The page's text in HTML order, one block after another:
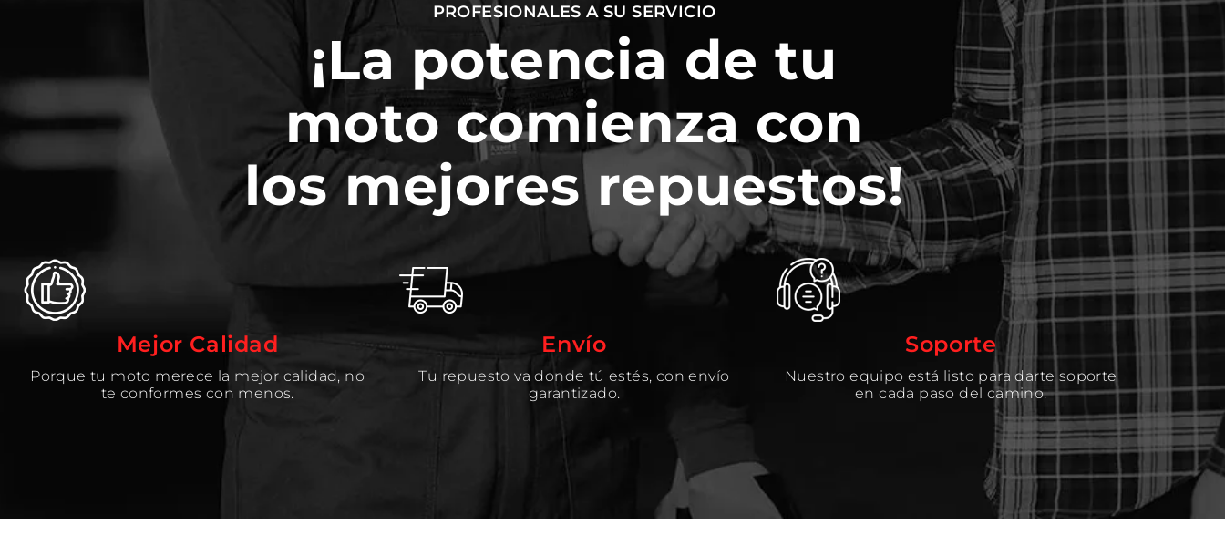
PROFESIONALES A SU SERVICIO
¡La potencia de tu
moto comienza con
los mejores repuestos!
Mejor Calidad
Porque tu moto merece la mejor calidad, no
te conformes con menos.
Envío
Tu repuesto va donde tú estés, con envío
garantizado.
Soporte
Nuestro equipo está listo para darte soporte
en cada paso del camino.